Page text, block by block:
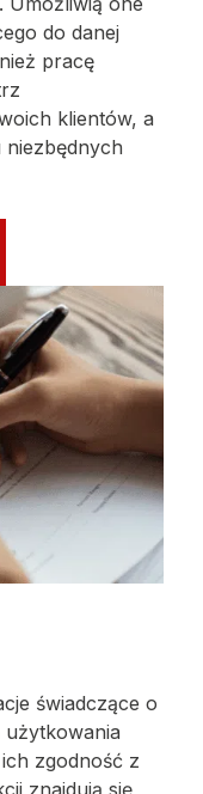
do danej
pracę
klientów, a
świadczące o
użytkowania
zgodność z